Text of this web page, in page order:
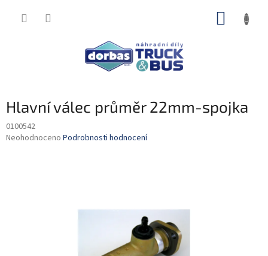
Hlavní válec průměr 22mm-spojka
0100542
Průměrné
Neohodnoceno Podrobnosti hodnocení